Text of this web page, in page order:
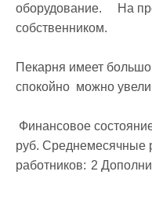
оборудование.     На
собственником.
Пекарня имеет
спокойно  можно
руб. Среднемесячные расходы:	197 000 руб. Информация о
работников:	2 Дополнительная информация о штате:	2 пекаря. Фонд з/п:	93000